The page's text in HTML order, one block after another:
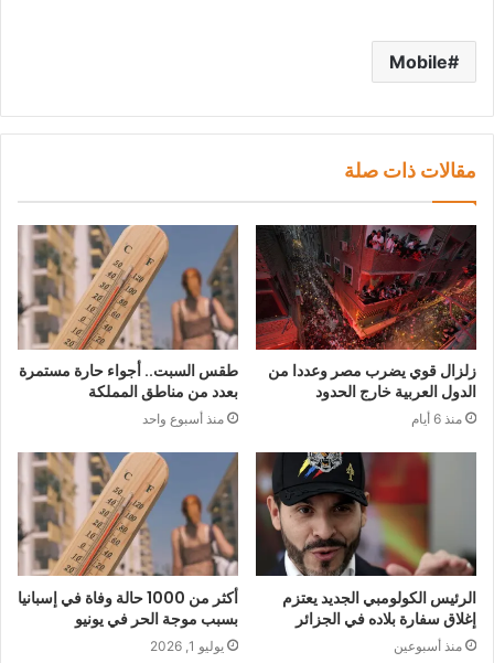
Mobile
مقالات ذات صلة
زلزال قوي يضرب مصر وعددا من
الدول العربية خارج الحدود
منذ 6 أيام
طقس السبت.. أجواء حارة مستمرة
بعدد من مناطق المملكة
منذ أسبوع واحد
الرئيس الكولومبي الجديد يعتزم
إغلاق سفارة بلاده في الجزائر
منذ أسبوعين
أكثر من 1000 حالة وفاة في إسبانيا
بسبب موجة الحر في يونيو
يوليو 1, 2026